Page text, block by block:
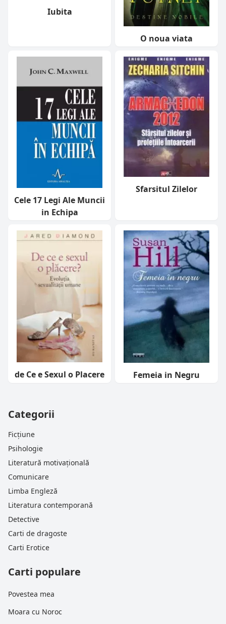
Iubita
O noua viata
Cele 17 Legi Ale Muncii
in Echipa
Sfarsitul Zilelor
de Ce e Sexul o Placere Femeia in Negru
Categorii
Ficțiune
Psihologie
Literatură motivațională
Comunicare
Limba Engleză
Literatura contemporană
Detective
Carti de dragoste
Carti Erotice
Carti populare
Povestea mea
Moara cu Noroc